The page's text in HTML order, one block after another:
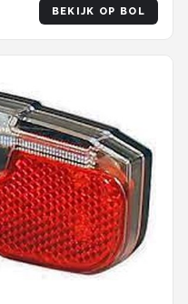
BEKIJK OP BOL